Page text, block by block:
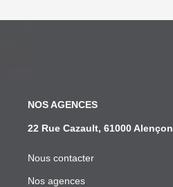
NOS AGENCES
22 Rue Cazault, 61000 Alençon
Nous contacter
Nos agences